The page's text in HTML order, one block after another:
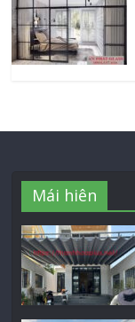
Mái hiên